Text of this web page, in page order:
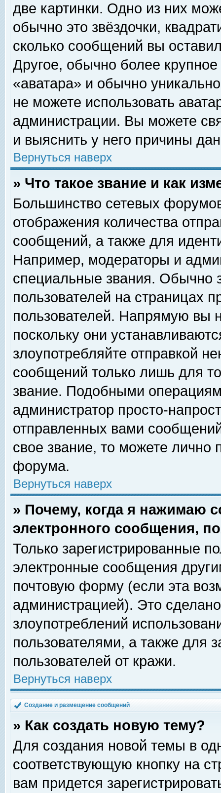
две картинки. Одно из них
обычно это звёздочки,
сколько сообщений вы
Другое, обычно более
«аватара» и обычно
не можете использовать
администрации. Вы можете
и выяснить у него причины
Вернуться наверх
» Что такое звание и как
Большинство сетевых
отображения количества
сообщений, а также для
Например, модераторы и
специальные звания. Обычно
пользователей на страницах
пользователей. Напрямую вы
поскольку они
злоупотребляйте отправкой
сообщений только лишь для
звание. Подобными
администратор просто-
отправленных вами
свое звание, то можете лично
форума.
Вернуться наверх
» Почему, когда я нажимаю
электронного сообщения,
Только зарегистрированные
электронные сообщения
почтовую форму (если эта
администрацией). Это
злоупотреблений
пользователями, а также для
пользователей от кражи.
Вернуться наверх
Создание и размещение сообщений
» Как создать новую тему?
Для создания новой темы в
соответствующую кнопку на
вам придется